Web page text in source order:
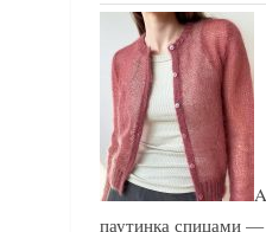
паутинка спицами